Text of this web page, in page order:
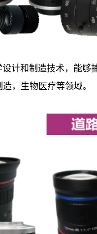
计和制造技术，能
，生物医疗等领域。